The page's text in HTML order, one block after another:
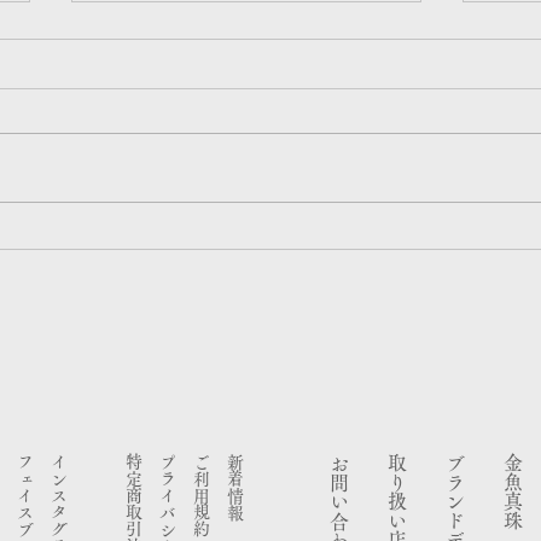
アーティスト・立石従寛さん対談
みえ 伊勢
インスタグラム
フェイスブック 新着情報
ご利用規約
​特定商取引法 金魚真珠
お問い合わせ